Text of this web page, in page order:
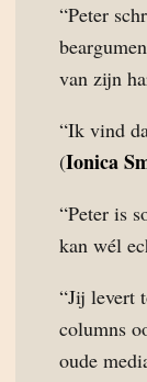
“Peter
van zijn
“Ik vind
(Ionica
“Peter is
kan wél
“Jij levert
columns
oude